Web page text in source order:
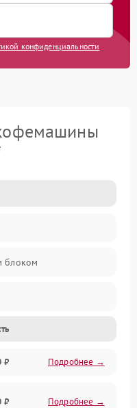
конфиденциальности
блоком
₽ Подробнее →
₽ Подробнее →